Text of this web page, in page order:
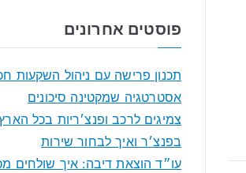
פוסטים אחרונים
תכנון פרישה עם ניהול השקעות
אסטרטגיה שמקטינה סיכונים
צמיגים לרכב ופנצ׳ריות בכל
בפנצ׳ר ואיך לבחור שירות
עו״ד הוצאת דיבה: איך שולחים